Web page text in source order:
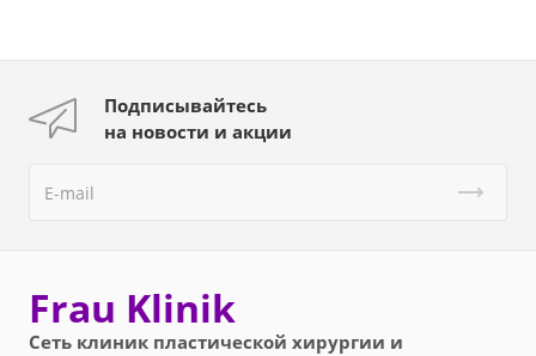
Подписывайтесь
на новости и акции
Frau Klinik
Сеть клиник пластической хирургии и